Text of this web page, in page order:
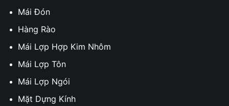
Mái Đón
Hàng Rào
Mái Lợp Hợp Kim Nhôm
Mái Lợp Tôn
Mái Lợp Ngói
Mặt Dựng Kính